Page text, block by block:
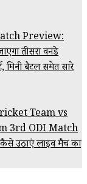
Preview:
तीसरा वनडे
मिनी बैटल समेत सारे
Team vs
3rd ODI Match
उठाएं लाइव मैच का